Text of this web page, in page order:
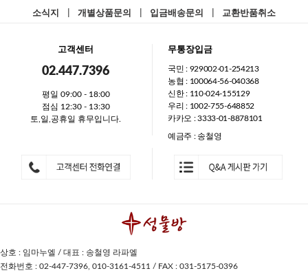
소식지 개별상품문의 입금배송문의 교환반품취소
고객센터
02.447.7396
평일 09:00 - 18:00
점심 12:30 - 13:30
토,일,공휴일 휴무입니다.
무통장입금
국민 : 929002-01-254213
농협 : 100064-56-040368
신한 : 110-024-155129
우리 : 1002-755-648852
카카오 : 3333-01-8878101
예금주 : 송철영
상호 : 임마누엘 / 대표 : 송철영 라파엘
전화번호 : 02-447-7396, 010-3161-4511 / FAX : 031-5175-0396